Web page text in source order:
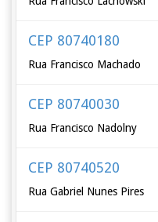
CEP 80740180
Rua Francisco Machado
CEP 80740030
Rua Francisco Nadolny
CEP 80740520
Rua Gabriel Nunes Pires